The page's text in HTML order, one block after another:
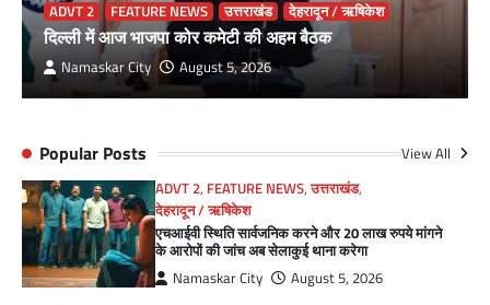
ADVT 2 FEATURE NEWS उत्तराखंड देहरादून / ऋषिकेश
दिल्ली में आज भाजपा कोर कमेटी की अहम बैठक
Namaskar City August 5, 2026
Popular Posts View All
ADVT 2, FEATURE NEWS,उत्तराखंड,
देहरादून / ऋषिकेश
एचआईवी स्थिति सार्वजनिक करने और 20 लाख रुपये मांगने
के आरोपों की जांच अब सेलाकुई थाना करेगा
Namaskar City August 5, 2026